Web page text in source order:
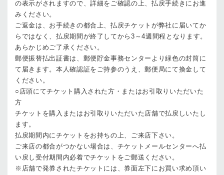
の表示がされますので、詳細をご確認の上、払戻手続きにお進
みください。
ご返金は、お手続きの都合上、払戻チケットが弊社に届いてか
らではなく、払戻期間が終了してから3～4週間程となります。
あらかじめご了承ください。
郵便振替払出証書は、郵便貯金事務センターより緑色の封筒に
て届きます。本人確認証をご持参のうえ、郵便局にて換金して
ください。
○店頭にてチケット購入された方・またはお引取りいただいた
方
チケットを購入またはお引取りいただいた店舗で払戻しいたし
ます。
払戻期間内にチケットをお持ちの上、ご来店下さい。
ご来店の都合がつかない場合は、チケットメールセンターへ払
い戻し受付期間内必着でチケットをご郵送ください。
※店舗で発券されたチケットには、券面左下にお買い求め頂い